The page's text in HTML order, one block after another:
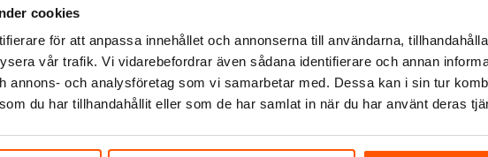
cookies
för att anpassa innehållet och annonserna till användarna,
vår trafik. Vi vidarebefordrar även sådana identifierare och annan
annons- och analysföretag som vi samarbetar med. Dessa kan i sin tur
du har tillhandahållit eller som de har samlat in när du har använt deras
LÄGG I VARUKORG
100+ st
LÄGG I VARUKORG
I webblager: 100+ st